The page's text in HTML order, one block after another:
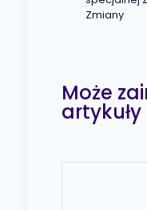
Zmiany
Może
artykuły